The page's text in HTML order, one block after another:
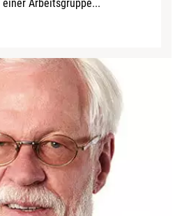
Arbeitsgruppe...